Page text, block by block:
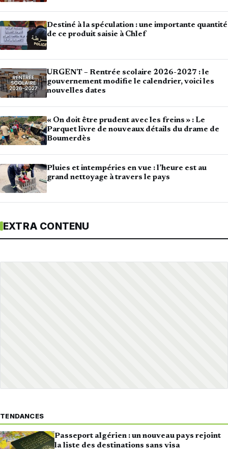
Destiné à la spéculation : une importante quantité
de ce produit saisie à Chlef
URGENT – Rentrée scolaire 2026-2027 : le
gouvernement modifie le calendrier, voici les
nouvelles dates
« On doit être prudent avec les freins » : Le
Parquet livre de nouveaux détails du drame de
Boumerdès
Pluies et intempéries en vue : l’heure est au
grand nettoyage à travers le pays
EXTRA CONTENU
TENDANCES
Passeport algérien : un nouveau pays rejoint
la liste des destinations sans visa